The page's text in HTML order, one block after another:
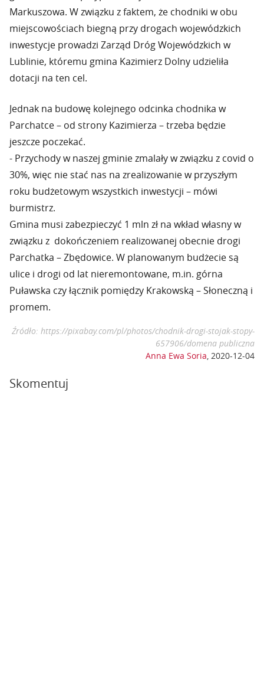
Markuszowa. W związku z faktem, że chodniki w obu
miejscowościach biegną przy drogach wojewódzkich
inwestycje prowadzi Zarząd Dróg Wojewódzkich w
Lublinie, któremu gmina Kazimierz Dolny udzieliła
dotacji na ten cel.
Jednak na budowę kolejnego odcinka chodnika w
Parchatce – od strony Kazimierza – trzeba będzie
jeszcze poczekać.
- Przychody w naszej gminie zmalały w związku z covid o
30%, więc nie stać nas na zrealizowanie w przyszłym
roku budżetowym wszystkich inwestycji – mówi
burmistrz.
Gmina musi zabezpieczyć 1 mln zł na wkład własny w
związku z dokończeniem realizowanej obecnie drogi
Parchatka – Zbędowice. W planowanym budżecie są
ulice i drogi od lat nieremontowane, m.in. górna
Puławska czy łącznik pomiędzy Krakowską – Słoneczną i
promem.
Źródło: https://pixabay.com/pl/photos/chodnik-drogi-stojak-stopy-
657906/domena publiczna
Anna Ewa Soria, 2020-12-04
Skomentuj